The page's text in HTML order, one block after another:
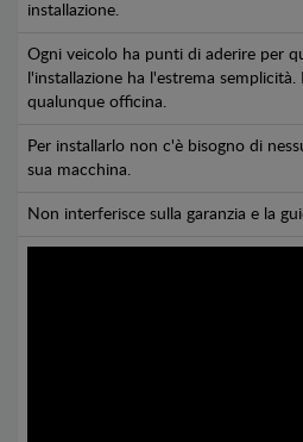
installazione.
Ogni veicolo ha punti di aderire per
l'installazione ha l'estrema
qualunque officina.
Per installarlo non c'è bisogno di
sua macchina.
Non interferisce sulla garanzia e la